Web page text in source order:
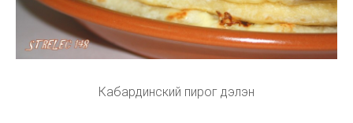
Кабардинский пирог дэлэн